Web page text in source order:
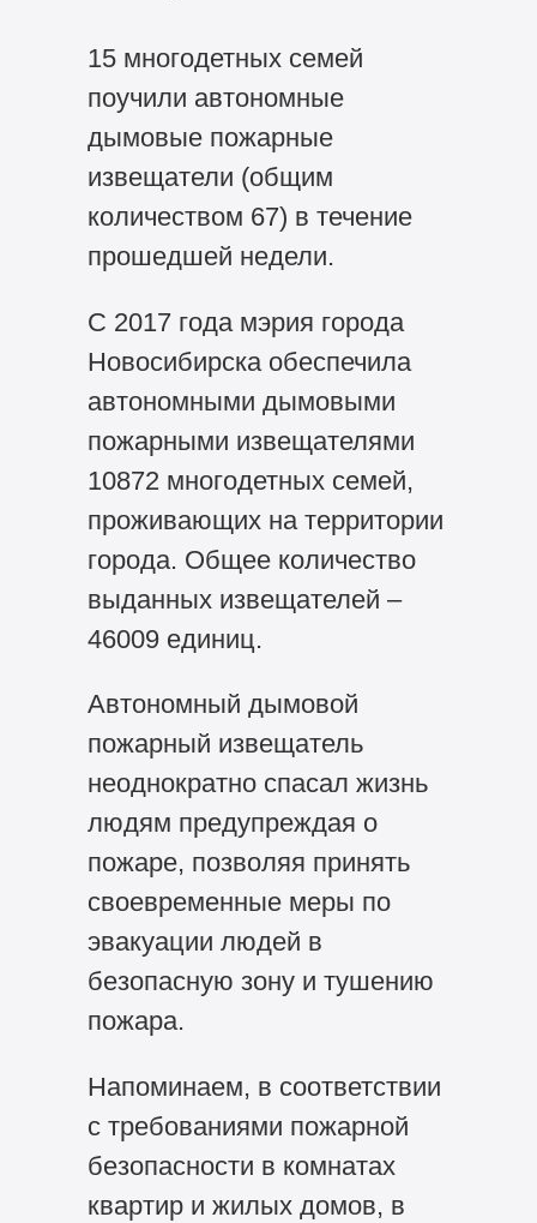
15 многодетных семей
поучили автономные
дымовые пожарные
извещатели (общим
количеством 67) в течение
прошедшей недели.
С 2017 года мэрия города
Новосибирска обеспечила
автономными дымовыми
пожарными извещателями
10872 многодетных семей,
проживающих на территории
города. Общее количество
выданных извещателей –
46009 единиц.
Автономный дымовой
пожарный извещатель
неоднократно спасал жизнь
людям предупреждая о
пожаре, позволяя принять
своевременные меры по
эвакуации людей в
безопасную зону и тушению
пожара.
Напоминаем, в соответствии
с требованиями пожарной
безопасности в комнатах
квартир и жилых домов, в